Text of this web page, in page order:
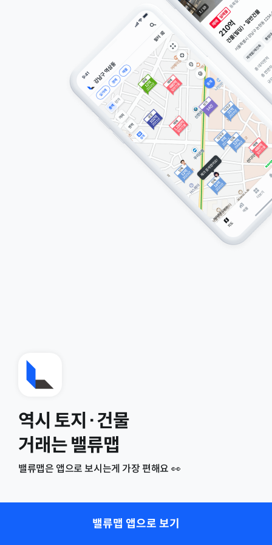
역시 토지·건물
거래는 밸류맵
밸류맵은 앱으로 보시는게 가장 편해요 👀
밸류맵 앱으로 보기